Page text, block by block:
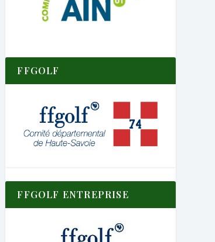
FFGOLF
FFGOLF ENTREPRISE